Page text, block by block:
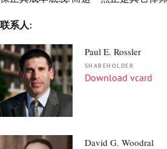
联系人:
Paul E. Rossler
SHAREHOLDER
Download vcard
David G. Woodral